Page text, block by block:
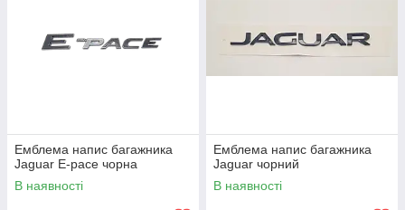
Емблема напис багажника
Jaguar E-pace чорна
В наявності
Емблема напис багажника
Jaguar чорний
В наявності